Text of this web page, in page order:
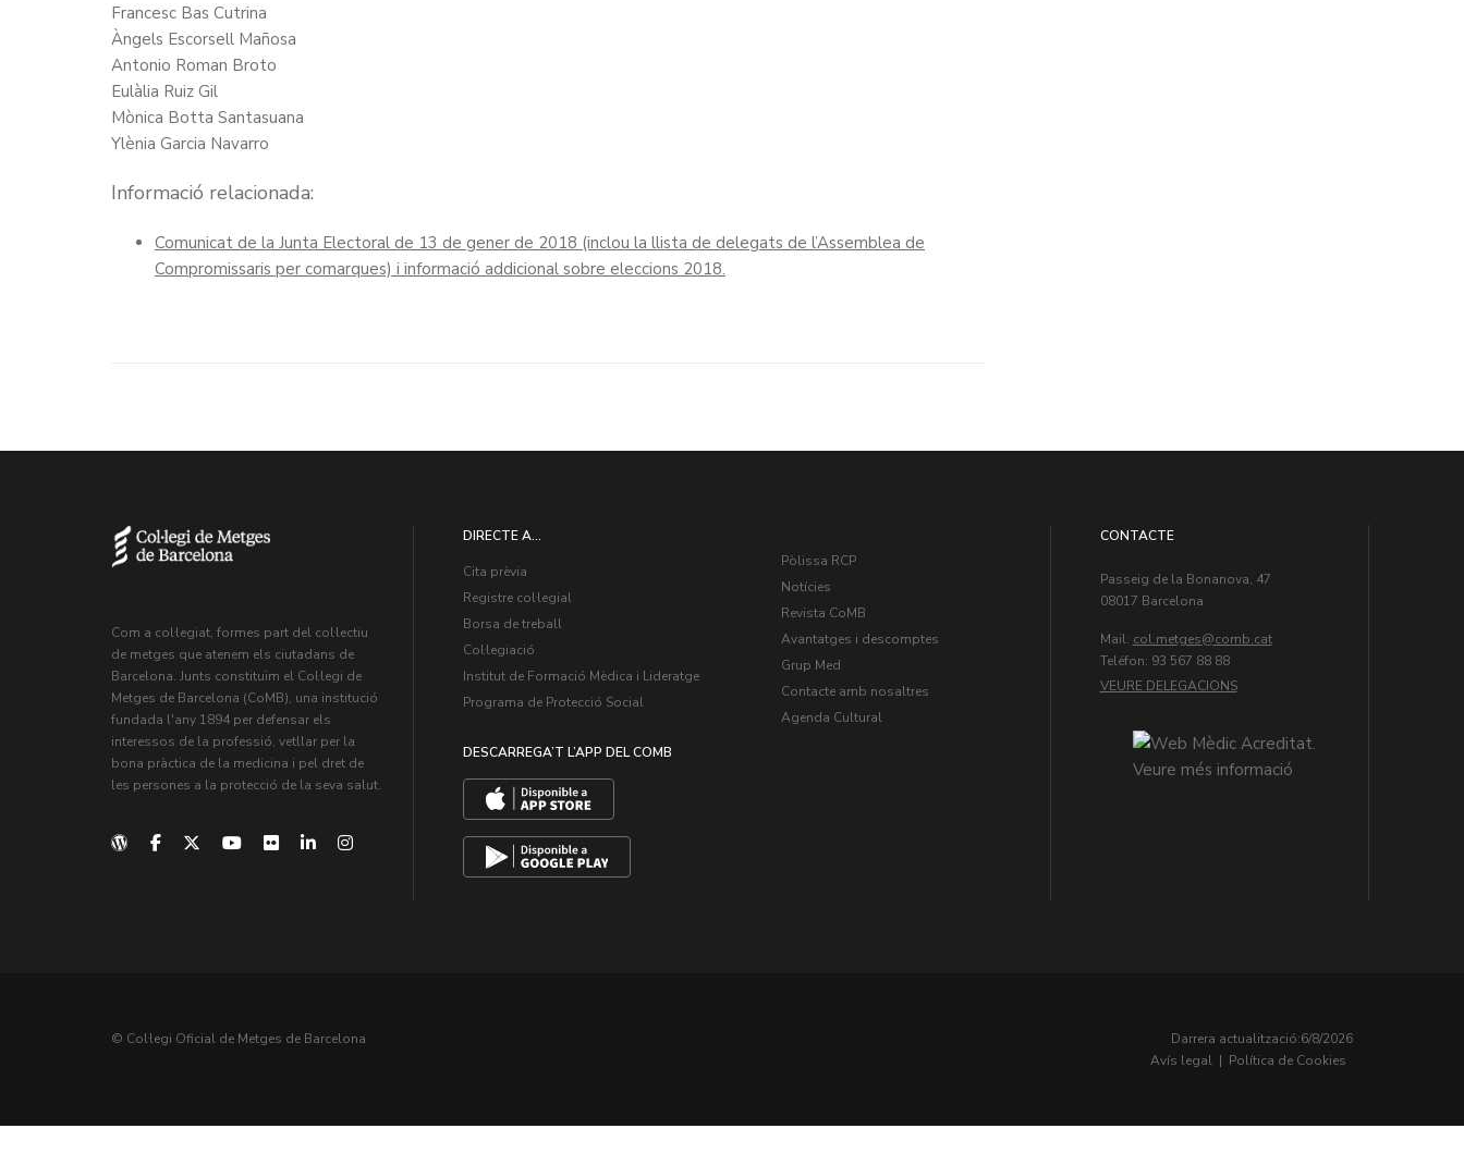
Francesc Bas Cutrina
Àngels Escorsell Mañosa
Antonio Roman Broto
Eulàlia Ruiz Gil
Mònica Botta Santasuana
Ylènia Garcia Navarro
Informació relacionada:
Comunicat de la Junta Electoral de 13 de gener de 2018 (inclou la llista de delegats de l’Assemblea de
Compromissaris per comarques) i informació addicional sobre eleccions 2018.
Com a col·legiat, formes part del col·lectiu
de metges que atenem els ciutadans de
Barcelona. Junts constituïm el Col·legi de
Metges de Barcelona (CoMB), una institució
fundada l'any 1894 per defensar els
interessos de la professió, vetllar per la
bona pràctica de la medicina i pel dret de
les persones a la protecció de la seva salut.
DIRECTE A...
Cita prèvia
Registre col·legial
Borsa de treball
Col·legiació
Institut de Formació Mèdica i Lideratge
Programa de Protecció Social
DESCARREGA’T L’APP DEL COMB
Pòlissa RCP
Notícies
Revista CoMB
Avantatges i descomptes
Grup Med
Contacte amb nosaltres
Agenda Cultural
CONTACTE
Passeig de la Bonanova, 47
08017 Barcelona
Mail: col.metges
Teléfon: 93 567 88 88
VEURE DELEGACIONS
© Col·legi Oficial de Metges de Barcelona Darrera actualització:6/8/2026
Avís legal | Política de Cookies